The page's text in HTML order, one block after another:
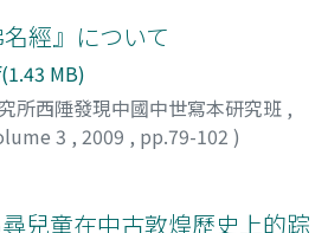
經』について
MB)
所西陲發現中國中世寫本研究班 ,
3 , 2009 , pp.79-102 )
兒童在中古敦煌歷史上的踪